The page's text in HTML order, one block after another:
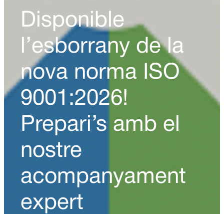
Disponible
l’esborrany de la
nova norma ISO
9001:2026!
Prepari’s amb el
nostre
acompanyament
expert